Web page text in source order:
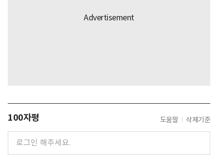
100자평 도움말 삭제기준